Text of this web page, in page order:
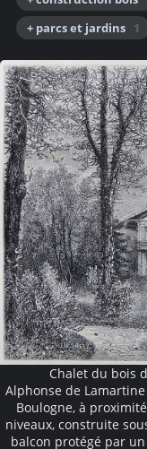
+ parcs et jardins 1
Chalet du bois
Alphonse de
Boulogne, à
niveaux, construite
balcon protégé par